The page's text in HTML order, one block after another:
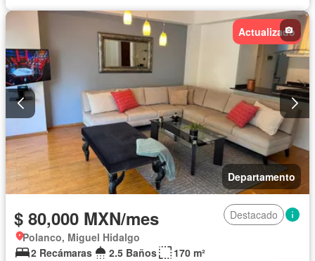
Actualizado
Departamento
$ 80,000 MXN/mes
Destacado
Polanco, Miguel Hidalgo
2 Recámaras
2.5 Baños
170 m²